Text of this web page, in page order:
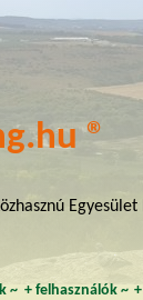
®
~ + felhasználók~ +